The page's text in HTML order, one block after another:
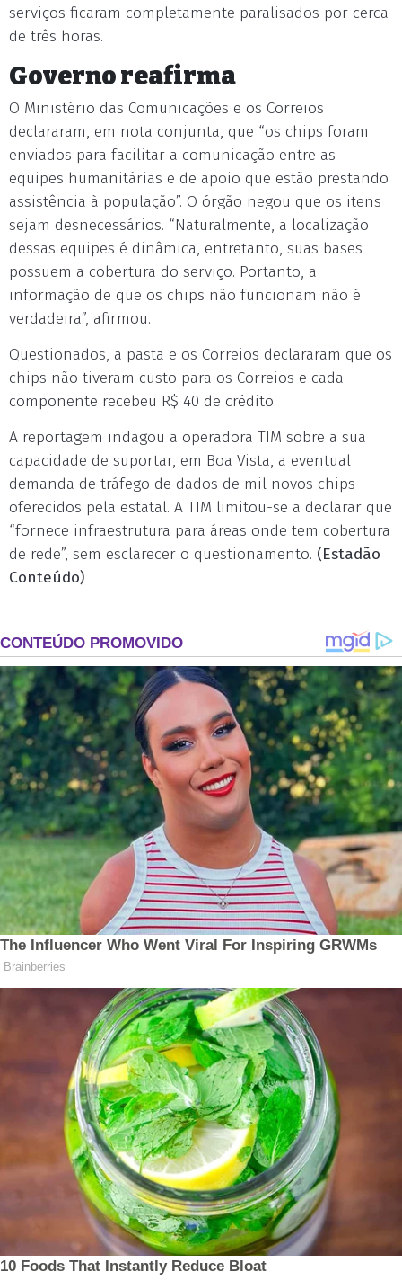
serviços ficaram completamente paralisados por cerca
de três horas.
Governo reafirma
O Ministério das Comunicações e os Correios
declararam, em nota conjunta, que “os chips foram
enviados para facilitar a comunicação entre as
equipes humanitárias e de apoio que estão prestando
assistência à população”. O órgão negou que os itens
sejam desnecessários. “Naturalmente, a localização
dessas equipes é dinâmica, entretanto, suas bases
possuem a cobertura do serviço. Portanto, a
informação de que os chips não funcionam não é
verdadeira”, afirmou.
Questionados, a pasta e os Correios declararam que os
chips não tiveram custo para os Correios e cada
componente recebeu R$ 40 de crédito.
A reportagem indagou a operadora TIM sobre a sua
capacidade de suportar, em Boa Vista, a eventual
demanda de tráfego de dados de mil novos chips
oferecidos pela estatal. A TIM limitou-se a declarar que
“fornece infraestrutura para áreas onde tem cobertura
de rede”, sem esclarecer o questionamento. (Estadão
Conteúdo)